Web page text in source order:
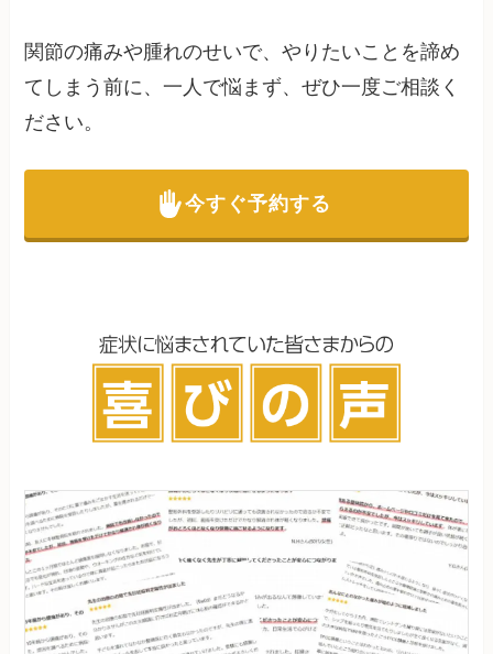
関節の痛みや腫れのせいで、やりたいことを諦め
てしまう前に、一人で悩まず、ぜひ一度ご相談く
ださい。
今すぐ予約する